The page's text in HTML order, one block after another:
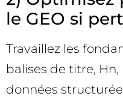
le GEO si
Travaillez les
balises de titre,
données